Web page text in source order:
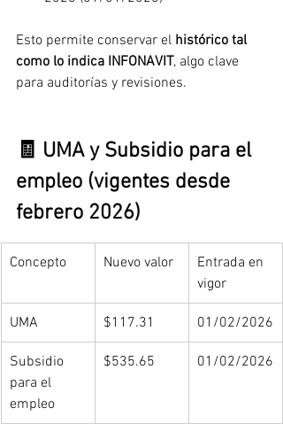
Esto permite conservar el histórico tal
como lo indica INFONAVIT, algo clave
para auditorías y revisiones.
🧾 UMA y Subsidio para el
empleo (vigentes desde
febrero 2026)
Concepto Nuevo valor
Entrada en
vigor
UMA $117.31 01/02/2026
Subsidio
para el
empleo
$535.65 01/02/2026